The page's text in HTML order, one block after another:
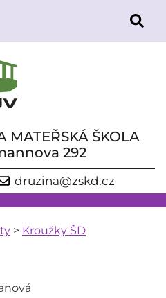
MATEŘSKÁ ŠKOLA
292
druzina@zskd.cz
> Kroužky ŠD